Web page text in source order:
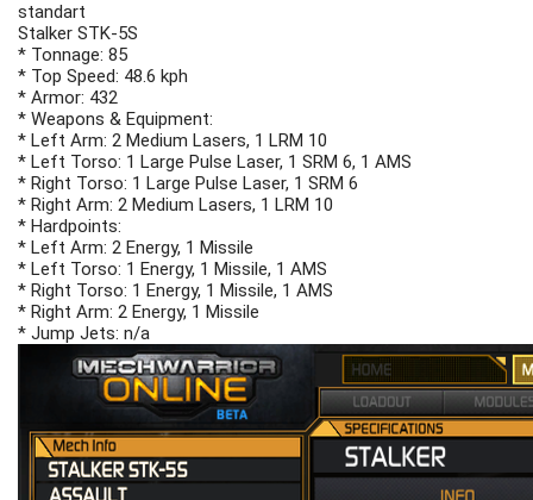
standart
Stalker STK-5S
* Tonnage: 85
* Top Speed: 48.6 kph
* Armor: 432
* Weapons & Equipment:
* Left Arm: 2 Medium Lasers, 1 LRM 10
* Left Torso: 1 Large Pulse Laser, 1 SRM 6, 1 AMS
* Right Torso: 1 Large Pulse Laser, 1 SRM 6
* Right Arm: 2 Medium Lasers, 1 LRM 10
* Hardpoints:
* Left Arm: 2 Energy, 1 Missile
* Left Torso: 1 Energy, 1 Missile, 1 AMS
* Right Torso: 1 Energy, 1 Missile, 1 AMS
* Right Arm: 2 Energy, 1 Missile
* Jump Jets: n/a